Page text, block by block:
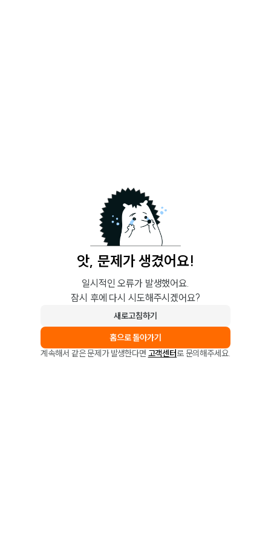
앗, 문제가 생겼어요!
일시적인 오류가 발생했어요.
잠시 후에 다시 시도해주시겠어요?
새로고침하기
홈으로 돌아가기
계속해서 같은 문제가 발생한다면 고객센터로 문의해주세요.